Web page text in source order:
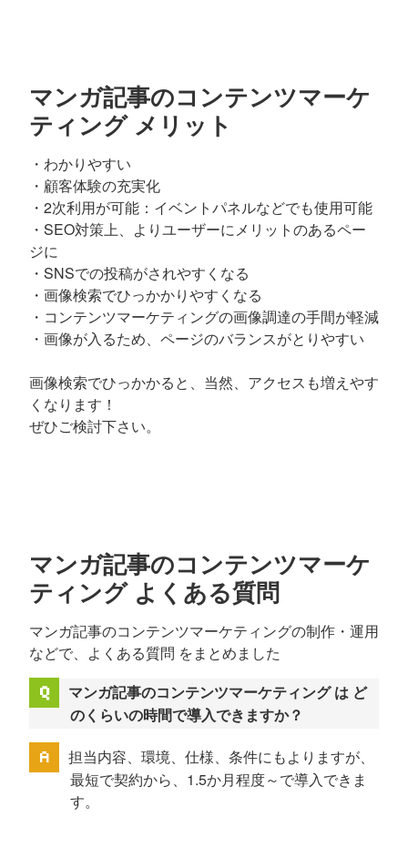
マンガ記事のコンテンツマーケ
ティング メリット
・わかりやすい
・顧客体験の充実化
・2次利用が可能：イベントパネルなどでも使用可能
・SEO対策上、よりユーザーにメリットのあるペー
ジに
・SNSでの投稿がされやすくなる
・画像検索でひっかかりやすくなる
・コンテンツマーケティングの画像調達の手間が軽減
・画像が入るため、ページのバランスがとりやすい
画像検索でひっかかると、当然、アクセスも増えやす
くなります！
ぜひご検討下さい。
マンガ記事のコンテンツマーケ
ティング よくある質問
マンガ記事のコンテンツマーケティングの制作・運用
などで、よくある質問 をまとめました
マンガ記事のコンテンツマーケティング は ど
のくらいの時間で導入できますか？
担当内容、環境、仕様、条件にもよりますが、
最短で契約から、1.5か月程度～で導入できま
す。